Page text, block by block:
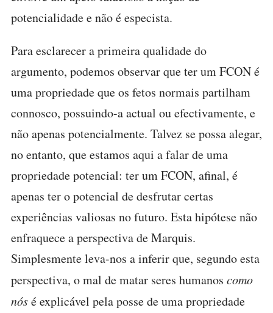
potencialidade e não é especista.
Para esclarecer a primeira qualidade do
argumento, podemos observar que ter um FCON é
uma propriedade que os fetos normais partilham
connosco, possuindo-a actual ou efectivamente, e
não apenas potencialmente. Talvez se possa alegar,
no entanto, que estamos aqui a falar de uma
propriedade potencial: ter um FCON, afinal, é
apenas ter o potencial de desfrutar certas
experiências valiosas no futuro. Esta hipótese não
enfraquece a perspectiva de Marquis.
Simplesmente leva-nos a inferir que, segundo esta
perspectiva, o mal de matar seres humanos como
nósé explicável pela posse de uma propriedade